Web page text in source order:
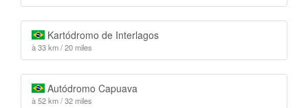
Kartódromo de Interlagos
à 33 km / 20 miles
Autódromo Capuava
à 52 km / 32 miles